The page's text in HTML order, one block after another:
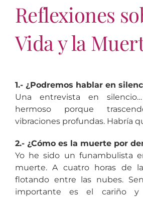
Reflexiones
Vida y la
1.- ¿Podremos hablar en
Una entrevista en
hermoso porque
vibraciones profundas. Habría
2.- ¿Cómo es la muerte por
Yo he sido un funambulista
muerte. A cuatro horas de
flotando entre las nubes.
importante es el cariño y